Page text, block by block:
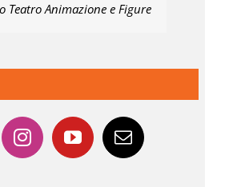
Teatro Animazione e Figure